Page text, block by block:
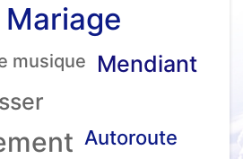
Mariage
musique Mendiant
Autoroute